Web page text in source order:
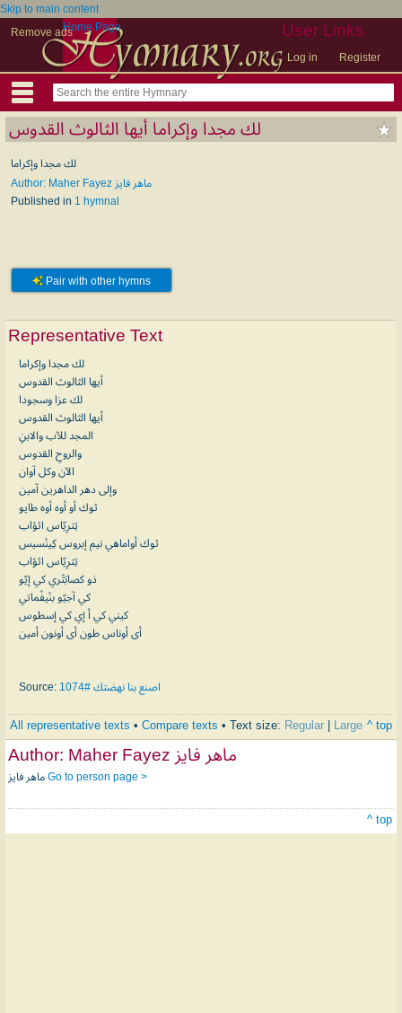
Skip to main content
Remove ads
User Links
Log in Register
Home Page
لك مجدا وإكراما أيها الثالوث القدوس
لك مجدا وإكراما
Author: Maher Fayez ماهر فايز
Published in 1 hymnal
Pair with other hymns
Representative Text
لك مجدا وإكراما
أيها الثالوث القدوس
لك عزا وسجودا
أيها الثالوث القدوس
المجد للآب والابنِ
والروحِ القدوس
الآن وكل آوان
وإلى دهر الداهرين آمين
ثوك أو أوه أوه طايو
تِترِيّاس اثؤاب
ثوك أواماهي نيم إبروس كِينْسيس
تِترِيّاس اثؤاب
ذو كصابَتْري كي إيّو
كي آجيّو بنْيفْماتي
كيني كي أ إي كي إسطوس
أى أوناس طون أى أونون أمين
Source: اصنع بنا نهضتك #1074
All representative texts • Compare texts • Text size: Regular | Large ^ top
Author: Maher Fayez ماهر فايز
Go to person page >
^ top